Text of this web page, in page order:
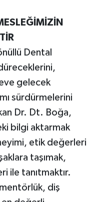
Dental
gelecek
sürdürmelerini
Dr. Dt. Boğa,
bilgi aktarmak
etik değerleri
taşımak,
ile tanıtmaktır.
diş